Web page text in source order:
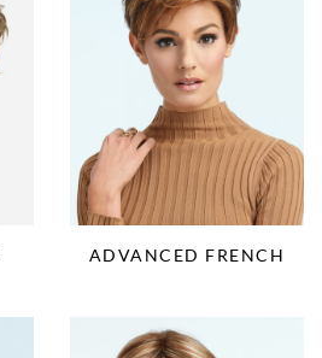
ADVANCED FRENCH